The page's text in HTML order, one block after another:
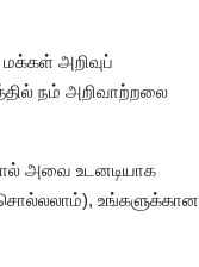
அறிவுப்
நம் அறிவாற்றலை
அவை உடனடியாக
சொல்லலாம்), உங்களுக்கான